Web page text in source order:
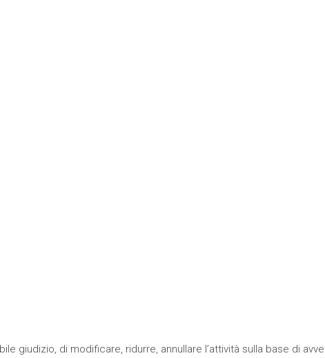
giudizio, di modificare, ridurre, annullare l’attività sulla base di